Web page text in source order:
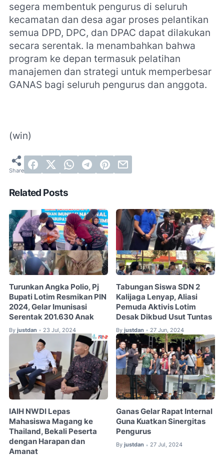
segera membentuk pengurus di seluruh
kecamatan dan desa agar proses pelantikan
semua DPD, DPC, dan DPAC dapat dilakukan
secara serentak. Ia menambahkan bahwa
program ke depan termasuk pelatihan
manajemen dan strategi untuk memperbesar
GANAS bagi seluruh pengurus dan anggota.
(win)
Related Posts
Turunkan Angka Polio, Pj
Bupati Lotim Resmikan PIN
2024, Gelar Imunisasi
Serentak 201.630 Anak
By justdan • 23 Jul, 2024
Tabungan Siswa SDN 2
Kalijaga Lenyap, Aliasi
Pemuda Aktivis Lotim
Desak Dikbud Usut Tuntas
By justdan • 27 Jun, 2024
IAIH NWDI Lepas
Mahasiswa Magang ke
Thailand, Bekali Peserta
dengan Harapan dan
Amanat
Ganas Gelar Rapat Internal
Guna Kuatkan Sinergitas
Pengurus
By justdan • 27 Jul, 2024